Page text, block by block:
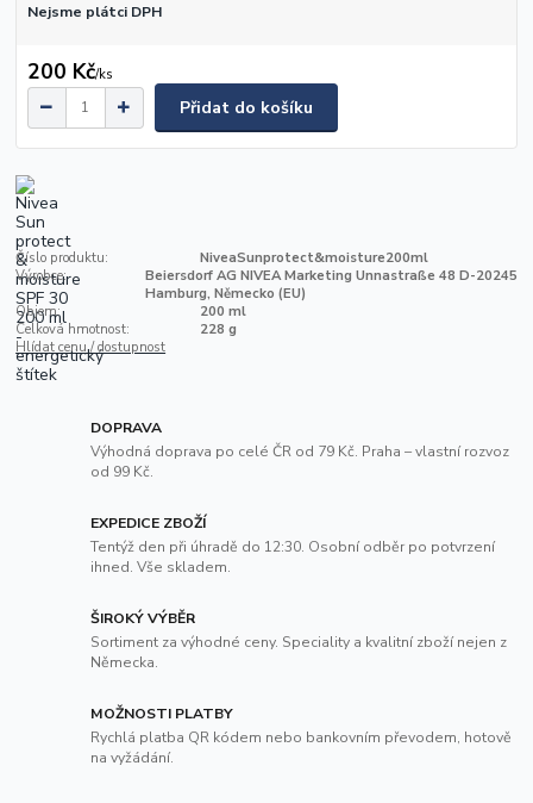
Nejsme plátci DPH
200 Kč/ks
Přidat do košíku
Číslo produktu:
NiveaSunprotect&moisture200ml
Výrobce:
Beiersdorf AG NIVEA Marketing Unnastraße 48 D-20245
Hamburg, Německo (EU)
Objem:
200 ml
Celková hmotnost:
228 g
Hlídat cenu / dostupnost
DOPRAVA
Výhodná doprava po celé ČR od 79 Kč. Praha – vlastní rozvoz
od 99 Kč.
EXPEDICE ZBOŽÍ
Tentýž den při úhradě do 12:30. Osobní odběr po potvrzení
ihned. Vše skladem.
ŠIROKÝ VÝBĚR
Sortiment za výhodné ceny. Speciality a kvalitní zboží nejen z
Německa.
MOŽNOSTI PLATBY
Rychlá platba QR kódem nebo bankovním převodem, hotově
na vyžádání.